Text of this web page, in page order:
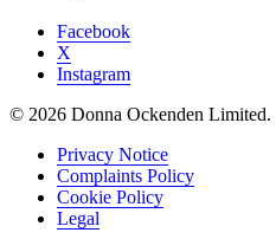
Facebook
X
Instagram
© 2026 Donna Ockenden Limited.
Privacy Notice
Complaints Policy
Cookie Policy
Legal